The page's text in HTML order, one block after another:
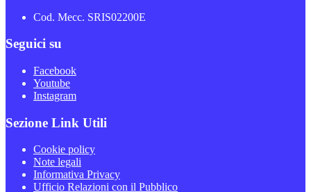
Cod. Mecc. SRIS02200E
Seguici su
Facebook
Youtube
Instagram
Sezione Link Utili
Cookie policy
Note legali
Informativa Privacy
Ufficio Relazioni con il Pubblico